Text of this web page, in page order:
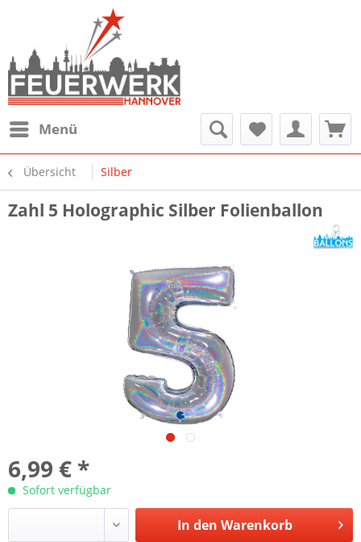
Menü
Übersicht Silber
Zahl 5 Holographic Silber Folienballon
6,99 € *
Sofort verfügbar
In den Warenkorb